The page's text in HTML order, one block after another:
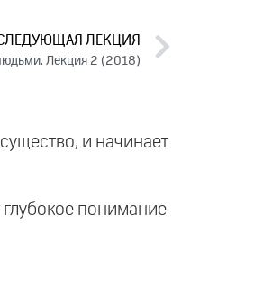
ЛЕКЦИЯ
Лекция 2 (2018)
и начинает
глубокое понимание